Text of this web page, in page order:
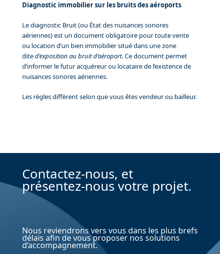
Diagnostic immobilier sur les bruits des aéroports
Le diagnostic Bruit (ou État des nuisances sonores
aériennes) est un document obligatoire pour toute vente
ou location d’un bien immobilier situé dans une zone
dited’exposition au bruit d’aéroport. Ce document permet
d’informer le futur acquéreur ou locataire de l’existence de
nuisances sonores aériennes.
Les règles diffèrent selon que vous êtes vendeur ou bailleur.
Contactez-nous, et
présentez-nous votre projet.
Nous reviendrons vers vous dans les plus brefs
délais afin de vous proposer nos solutions
d’accompagnement.